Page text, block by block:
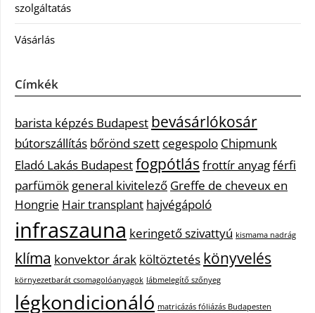
szolgáltatás
Vásárlás
Címkék
barista képzés Budapest bevásárlókosár
bútorszállítás bőrönd szett cegespolo Chipmunk
Eladó Lakás Budapestfogpótlás frottír anyagférfi
parfümök general kivitelező Greffe de cheveux en
Hongrie Hair transplant hajvégápoló
infraszauna keringető szivattyú kismama nadrág
klíma konvektor árak költöztetés könyvelés
környezetbarát csomagolóanyagok lábmelegítő szőnyeg
légkondicionáló matricázás fóliázás Budapesten